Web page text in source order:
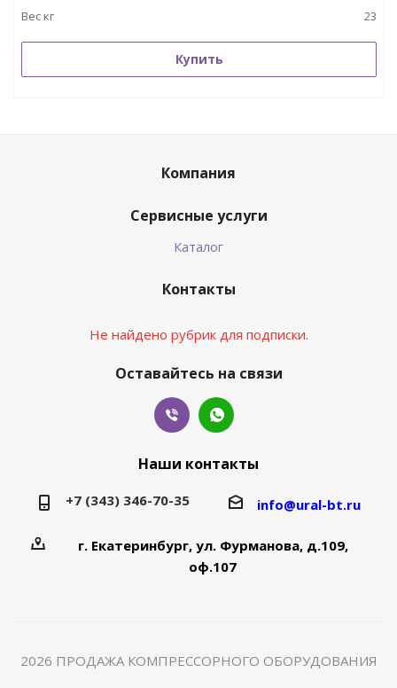
Вес кг
23
Купить
Компания
Сервисные услуги
Каталог
Контакты
Не найдено рубрик для подписки.
Оставайтесь на связи
Наши контакты
+7 (343) 346-70-35 info@ural-bt.ru
г. Екатеринбург, ул. Фурманова, д.109,
оф.107
2026 ПРОДАЖА КОМПРЕССОРНОГО ОБОРУДОВАНИЯ